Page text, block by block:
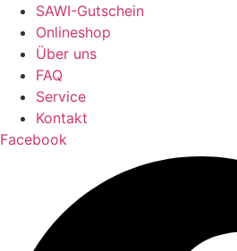
SAWI-Gutschein
Onlineshop
Über uns
FAQ
Service
Kontakt
Facebook